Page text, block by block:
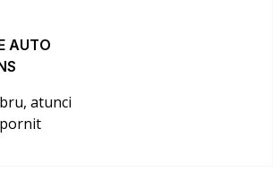
AUTO
atunci